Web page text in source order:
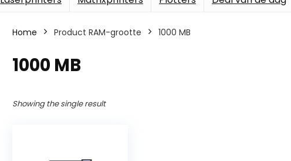
Home Product RAM-grootte ‎1000 MB
‎1000 MB
Showing the single result